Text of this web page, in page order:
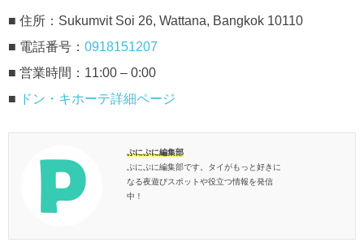
■ 住所：Sukumvit Soi 26, Wattana, Bangkok 10110
■ 電話番号： 0918151207
■ 営業時間：11:00 – 0:00
■ ドン・キホーテ詳細ページ
ぷにぷに編集部
ぷにぷに編集部です。タイがもっと好きに
なる夜遊びスポットや役立つ情報を発信
中！